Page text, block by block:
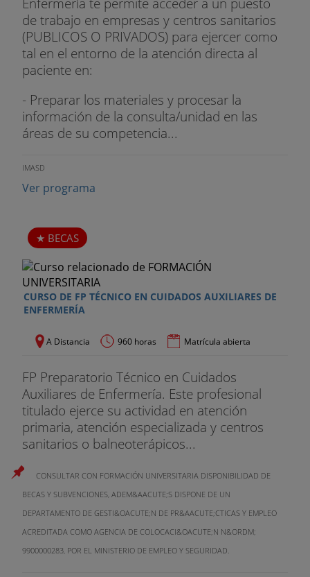
de trabajo en empresas y centros sanitarios
(PUBLICOS O PRIVADOS) para ejercer como
tal en el entorno de la atención directa al
paciente en:
- Preparar los materiales y procesar la
información de la consulta/unidad en las
áreas de su competencia...
IMASD
Ver programa
BECAS
CURSO DE FP TÉCNICO EN CUIDADOS AUXILIARES DE
ENFERMERÍA
A Distancia 960 horas Matrícula abierta
FP Preparatorio Técnico en Cuidados
Auxiliares de Enfermería. Este profesional
titulado ejerce su actividad en atención
primaria, atención especializada y centros
sanitarios o balneoterápicos...
CONSULTAR CON FORMACIÓN UNIVERSITARIA DISPONIBILIDAD DE
BECAS Y SUBVENCIONES, ADEM&AACUTE;S DISPONE DE UN
DEPARTAMENTO DE GESTI&OACUTE;N DE PR&AACUTE;CTICAS Y EMPLEO
ACREDITADA COMO AGENCIA DE COLOCACI&OACUTE;N N&ORDM;
9900000283, POR EL MINISTERIO DE EMPLEO Y SEGURIDAD.